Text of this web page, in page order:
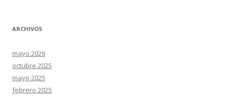
ARCHIVOS
mayo 2026
octubre 2025
mayo 2025
febrero 2025